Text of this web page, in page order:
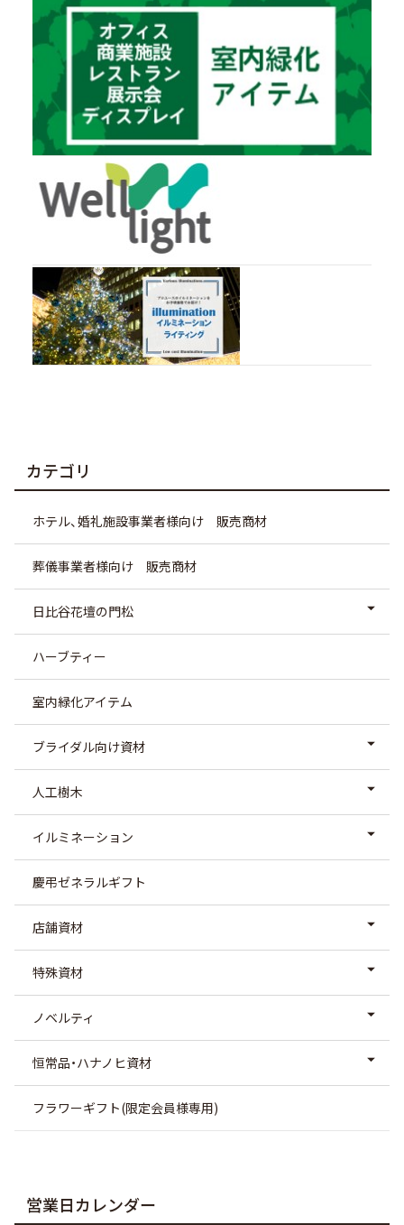
カテゴリ
ホテル、婚礼施設事業者様向け 販売商材
葬儀事業者様向け 販売商材
日比谷花壇の門松
ハーブティー
室内緑化アイテム
ブライダル向け資材
人工樹木
イルミネーション
慶弔ゼネラルギフト
店舗資材
特殊資材
ノベルティ
恒常品・ハナノヒ資材
フラワーギフト(限定会員様専用)
営業日カレンダー